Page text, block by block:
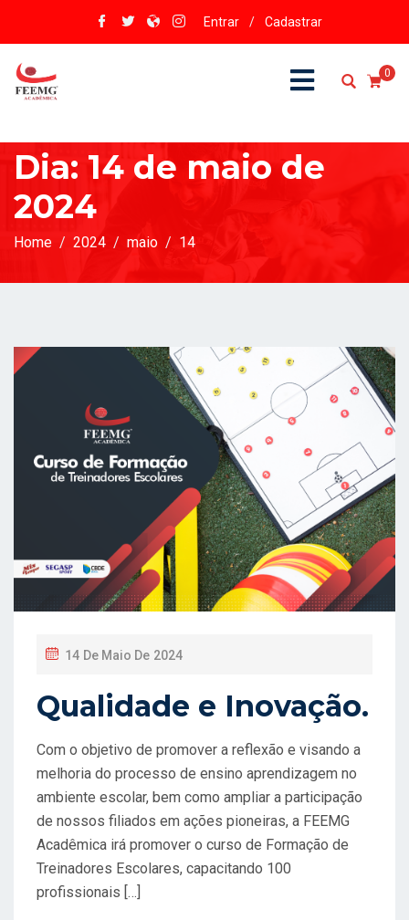
Entrar / Cadastrar
0
Dia: 14 de maio de
2024
Home 2024 maio 14
P
S
E
D
O
14 De Maio De 2024
Qualidade e Inovação.
Com o objetivo de promover a reflexão e visando a
melhoria do processo de ensino aprendizagem no
ambiente escolar, bem como ampliar a participação
de nossos filiados em ações pioneiras, a FEEMG
Acadêmica irá promover o curso de Formação de
Treinadores Escolares, capacitando 100
profissionais […]